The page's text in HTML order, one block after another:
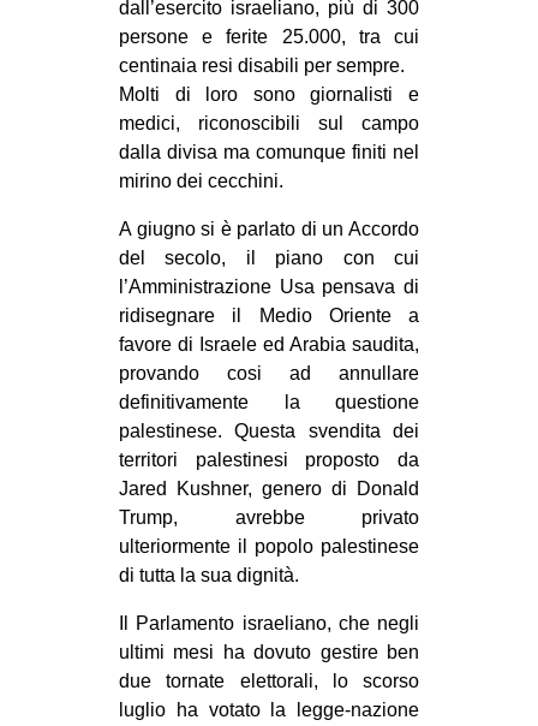
dall’esercito israeliano, più di 300
persone e ferite 25.000, tra cui
centinaia resi disabili per sempre.
Molti di loro sono giornalisti e
medici, riconoscibili sul campo
dalla divisa ma comunque finiti nel
mirino dei cecchini.
A giugno si è parlato di un Accordo
del secolo, il piano con cui
l’Amministrazione Usa pensava di
ridisegnare il Medio Oriente a
favore di Israele ed Arabia saudita,
provando cosi ad annullare
definitivamente la questione
palestinese. Questa svendita dei
territori palestinesi proposto da
Jared Kushner, genero di Donald
Trump, avrebbe privato
ulteriormente il popolo palestinese
di tutta la sua dignità.
Il Parlamento israeliano, che negli
ultimi mesi ha dovuto gestire ben
due tornate elettorali, lo scorso
luglio ha votato la legge-nazione